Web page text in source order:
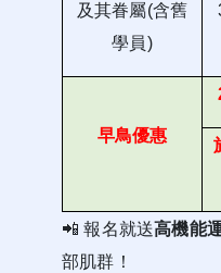
及其眷屬(含舊
學員)
早鳥優惠
📲報名就送高機能
部肌群！